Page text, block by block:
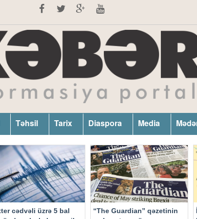
Təhsil Tarix Diaspora Media
cədvəli üzrə 5 bal
“The Guardian” qəzetinin